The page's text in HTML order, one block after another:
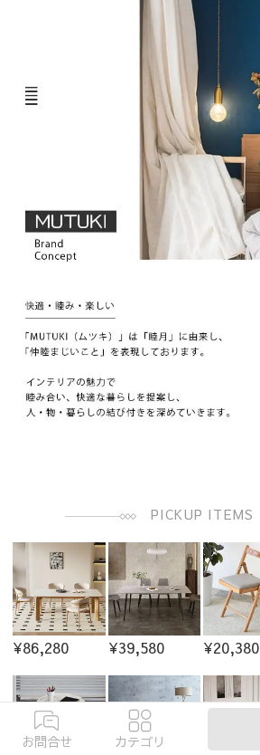
PICKUP ITEMS
¥86,280 ¥39,580 ¥20,380
お問合せ カテゴリ